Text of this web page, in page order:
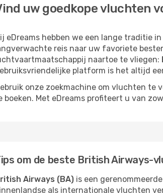
uw goedkope vluchten
eDreams hebben we een lange traditie
reis naar uw favoriete
naartoe te vliegen:
platform is het altijd
onze zoekmachine om vluchten te
boeken. Met eDreams profiteert u van
om de beste British Airways-
Airways (BA) is een
als internationale vluchten